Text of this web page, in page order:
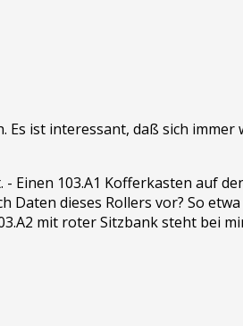
ist interessant, daß sich
Einen 103.A1 Kofferkasten auf
dieses Rollers vor? So
mit roter Sitzbank steht bei